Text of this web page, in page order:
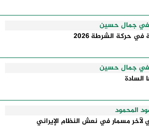
جمال حسين
في حركة الشرطة 2026
جمال حسين
السادة
المحمود
لآخر مسمار في نعش النظام الإيراني